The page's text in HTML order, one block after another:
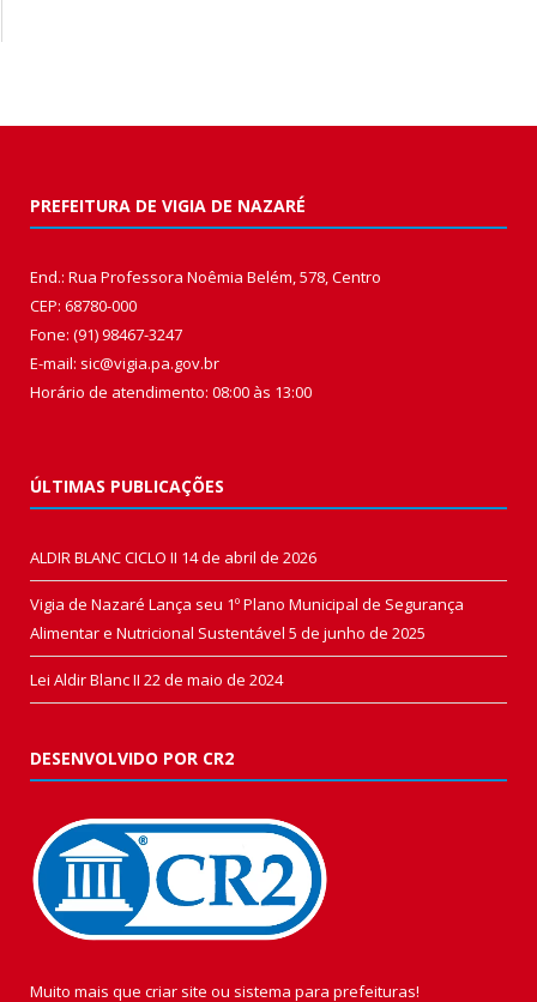
PREFEITURA DE VIGIA DE NAZARÉ
End.: Rua Professora Noêmia Belém, 578, Centro
CEP: 68780-000
Fone: (91) 98467-3247
E-mail: sic@vigia.pa.gov.br
Horário de atendimento: 08:00 às 13:00
ÚLTIMAS PUBLICAÇÕES
ALDIR BLANC CICLO II 14 de abril de 2026
Vigia de Nazaré Lança seu 1º Plano Municipal de Segurança
Alimentar e Nutricional Sustentável 5 de junho de 2025
Lei Aldir Blanc II 22 de maio de 2024
DESENVOLVIDO POR CR2
Muito mais que criar site ou sistema para prefeituras!